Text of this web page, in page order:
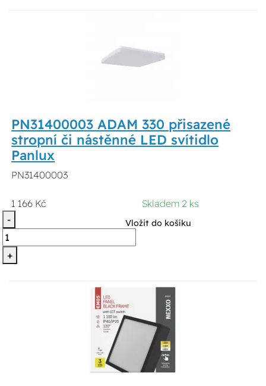
PN31400003 ADAM 330 přisazené
stropní či nástěnné LED svítidlo
Panlux
PN31400003
1 166 Kč
Skladem 2 ks
-
+
Vložit do košíku